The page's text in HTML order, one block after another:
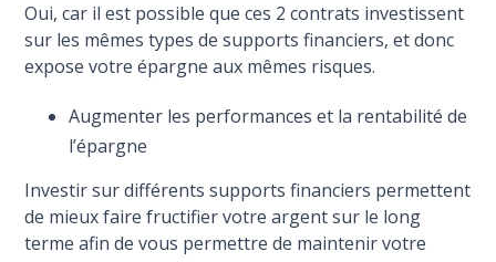
Oui, car il est possible que ces 2 contrats investissent
sur les mêmes types de supports financiers, et donc
expose votre épargne aux mêmes risques.
Augmenter les performances et la rentabilité de
l’épargne
Investir sur différents supports financiers permettent
de mieux faire fructifier votre argent sur le long
terme afin de vous permettre de maintenir votre